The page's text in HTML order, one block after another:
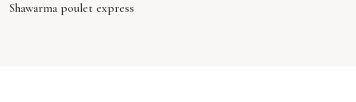
Shawarma poulet express